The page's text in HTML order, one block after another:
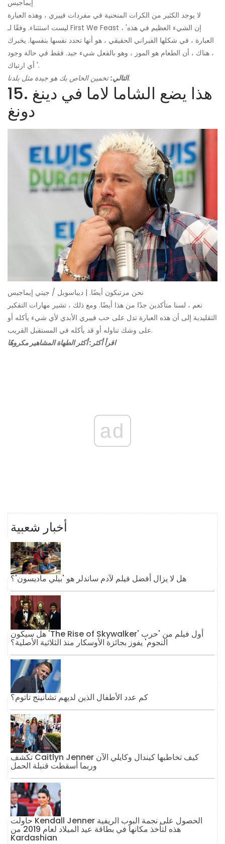
إيماجيس
لا يوجد الكثير من الكرات المنحنية في مفردات فييري ، وهذه العبارة
ليست استثناء. وفقًا لـ First We Feast ، 'إن الشيء العظيم في هذه
العبارة ، في شكلها الفيراني الحقيقي ، هو أنها تحدد نفسها بنفسها. يخبرك
، هناك ، أن الطعام هو الموز ، وهو بالفعل شيء جيد. فقط في حالة وجود
أي ارتباك '.
التالي:تخمين الخاص بك هو جيدة مثل بلدنا.
15. هذا يضع الشاما لاما في دينغ
دونغ
نحن مرتبكون أيضًا. | ديباسوبل / جيتي إيماجيس
نعم ، لسنا متأكدين جدًا من هذا أيضًا. ومع ذلك ، تشير مهارات التفكير
التقليدية إلى أن هذه العبارة تدل على حب فييري الأبدي لأي شيء يأكله أو
على وشك تناوله أو قد يأكله في المستقبل القريب.
اقرأ أكثر: أكثر الطهاة المشاهير مكروهًا
ad
أخبار شعبية
هل لا يزال أفضل فيلم لآدم ساندلر هو 'بيلي ماديسون'؟
هل سيكون 'The Rise of Skywalker' أول فيلم من 'حرب
النجوم' يفوز بجائزة الأوسكار منذ الثلاثية الأصلية؟
كم عدد الأطفال الذين لديهم تشانينج تاتوم؟
تكشف Caitlyn Jenner كيف تخاطبها كيندال وكايلي الآن
وربما أسقطت قنبلة الحمل
حاولت Kendall Jenner الحصول على نجمة البوب ​​الريفية
هذه لتأخذ مكانها في بطاقة عيد الميلاد لعام 2019 من
Kardashian